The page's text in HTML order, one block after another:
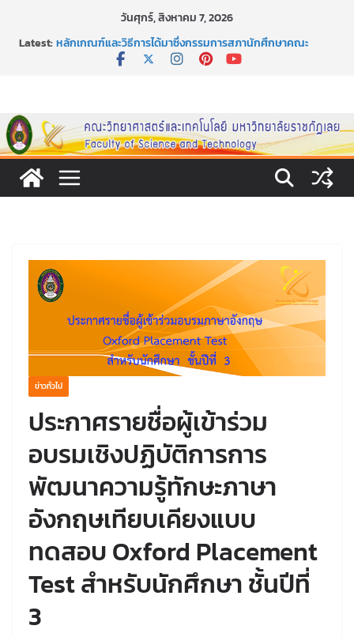
วันศุกร์, สิงหาคม 7, 2026
Latest:หลักเกณฑ์และวิธีการได้มาซึ่งกรรมการสภานักศึกษาคณะ
วิทยาศาสตร์และเทคโนโลยี ภาคปกติ ประจำปีการศึกษา 2569
เหล้า” ประจำปี พ.ศ. 2569
ประกาศสัปดาห์วิทยาศาสตร์แห่งชาติ ประจำปี 2569
กิจกรรมการให้บริการคำปรึกษาและการมีส่วนร่วมในการดำเนิน
งานของคณะวิทยาศาสตร์และเทคโนโลยี
ข่าวทั่วไป
ประกาศรายชื่อผู้เข้าร่วม
อบรมเชิงปฏิบัติการการ
พัฒนาความรู้ทักษะภาษา
อังกฤษเทียบเคียงแบบ
ทดสอบ Oxford Placement
Test สำหรับนักศึกษา ชั้นปีที่
3